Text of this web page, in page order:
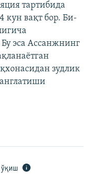
тартибида
кун вақт бор. Би-
эса Ассанжнинг
зудлик
ўқиш